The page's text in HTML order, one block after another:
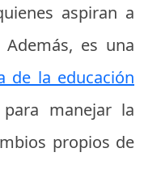
aspiran a
es una
de la educación
manejar la
propios de